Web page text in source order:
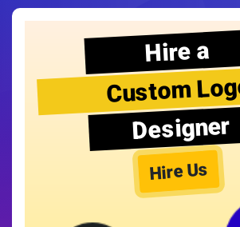
Hire a
Custom
Designer
Hire Us